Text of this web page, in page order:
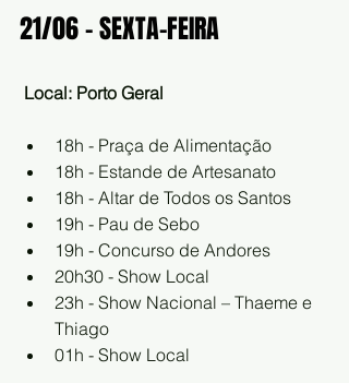
21/06 – SEXTA-FEIRA
Local: Porto Geral
18h - Praça de Alimentação
18h - Estande de Artesanato
18h - Altar de Todos os Santos
19h - Pau de Sebo
19h - Concurso de Andores
20h30 - Show Local
23h - Show Nacional – Thaeme e
Thiago
01h - Show Local